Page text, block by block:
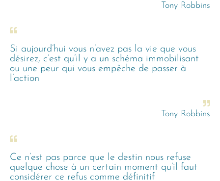
Tony Robbins
Si aujourd’hui vous n’avez pas la vie que vous
désirez, c’est qu’il y a un schéma immobilisant
ou une peur qui vous empêche de passer à
l’action
Tony Robbins
Ce n’est pas parce que le destin nous refuse
quelque chose à un certain moment qu’il faut
considérer ce refus comme définitif